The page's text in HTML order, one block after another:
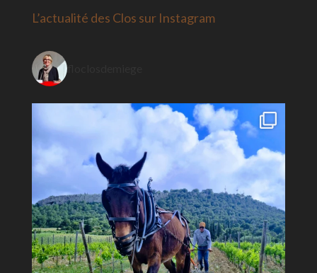
L’actualité des Clos sur Instagram
floclosdemiege